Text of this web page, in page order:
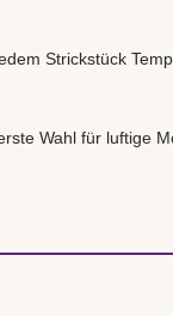
Strickstück
Wahl für luftige